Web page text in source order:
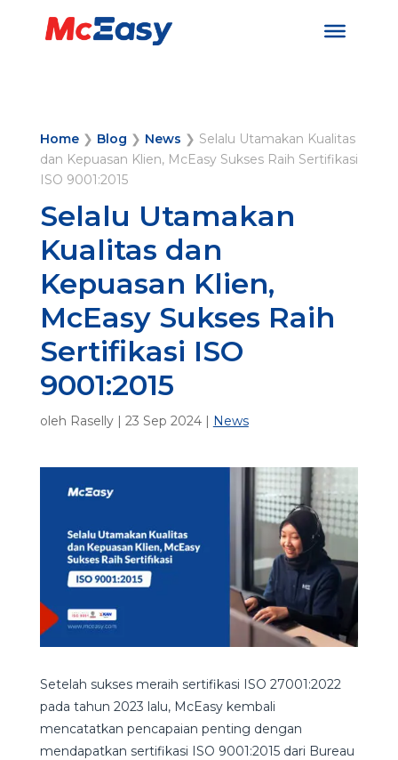
Home❯ Blog ❯ News ❯ Selalu Utamakan Kualitas
dan Kepuasan Klien, McEasy Sukses Raih Sertifikasi
ISO 9001:2015
Selalu Utamakan
Kualitas dan
Kepuasan Klien,
McEasy Sukses Raih
Sertifikasi ISO
9001:2015
oleh Raselly| 23 Sep 2024| News
Setelah sukses meraih sertifikasi ISO 27001:2022
pada tahun 2023 lalu, McEasy kembali
mencatatkan pencapaian penting dengan
mendapatkan sertifikasi ISO 9001:2015 dari Bureau